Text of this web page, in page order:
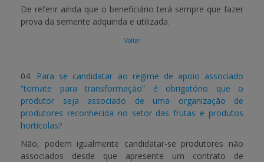
De referir ainda que o beneficiário terá sempre que fazer
prova da semente adquirida e utilizada.
Voltar
04. Para se candidatar ao regime de apoio associado
“tomate para transformação” é obrigatório que o
produtor seja associado de uma organização de
produtores reconhecida no setor das frutas e produtos
hortícolas?
Não, podem igualmente candidatar-se produtores não
associados desde que apresente um contrato de